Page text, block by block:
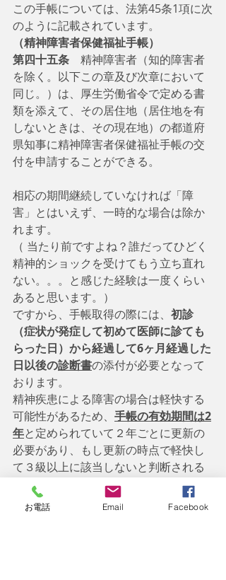
この手帳については、法第45条1項に次
のように記載されています。
（精神障害者保健福祉手帳）
第四十五条 精神障害者（知的障害者
を除く。以下この章及び次章において
同じ。）は、厚生労働省令で定める書
類を添えて、その居住地（居住地を有
しないときは、その現在地）の都道府
県知事に精神障害者保健福祉手帳の交
付を申請することができる。
相応の期間継続していなければ「障
害」とはいえず、一時的な場合は除か
れます。
（ 当たり前ですよね？誰だってひどく
精神的ショックを受けてもう立ち直れ
ない。。。と感じた経験は一度くらい
あると思います。）
ですから、手帳取得の際には、 初診
（症状が発症して初めて医師に診ても
らった日）から経過して6ヶ月経過した
日以後の診断書の添付が必要となって
おります。
精神疾患による障害の場合は軽快する
可能性があるため、 手帳の有効期間は2
年と定められていて２年ごとに更新の
必要があり、もし更新の時点で軽快し
て３級以上に該当しないと判断される
とその時点で手帳は交付されなくなり
ます。このことは法第45条4項に記載が
お電話 Email Facebook